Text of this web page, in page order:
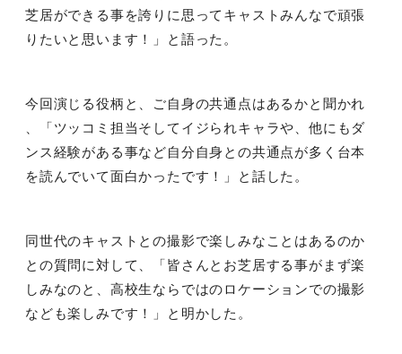
芝居ができる事を誇りに思ってキャストみんなで頑張
りたいと思います！」と語った。
今回演じる役柄と、ご自身の共通点はあるかと聞かれ
、「ツッコミ担当そしてイジられキャラや、他にもダ
ンス経験がある事など自分自身との共通点が多く台本
を読んでいて面白かったです！」と話した。
同世代のキャストとの撮影で楽しみなことはあるのか
との質問に対して、「皆さんとお芝居する事がまず楽
しみなのと、高校生ならではのロケーションでの撮影
なども楽しみです！」と明かした。